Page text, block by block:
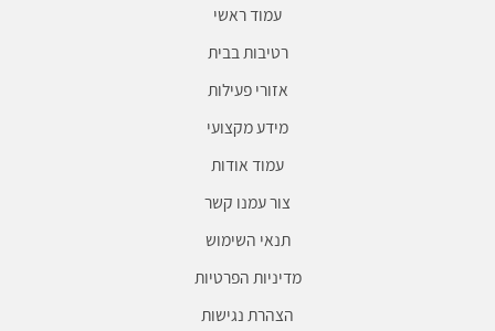
עמוד ראשי
רטיבות בבית
אזורי פעילות
מידע מקצועי
עמוד אודות
צור עמנו קשר
תנאי השימוש
מדיניות הפרטיות
הצהרת נגישות